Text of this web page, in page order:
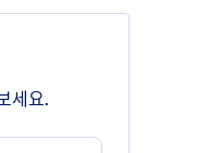
세요.